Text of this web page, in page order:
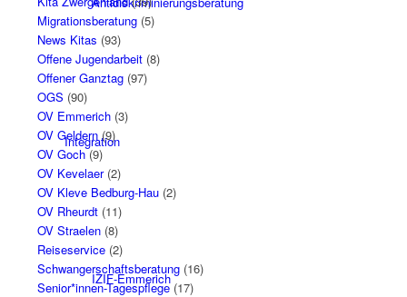
Integration
IZIF-Emmerich
Migrationsberatung(5)
News Kitas (93)
Offene Jugendarbeit(8)
Offener Ganztag(97)
OGS (90)
OV Emmerich(3)
OV Geldern(9)
OV Goch(9)
OV Kevelaer(2)
OV Kleve Bedburg-Hau(2)
OV Rheurdt(11)
OV Straelen(8)
Reiseservice(2)
Schwangerschaftsberatung(16)
Senior*innen-Tagespflege(17)